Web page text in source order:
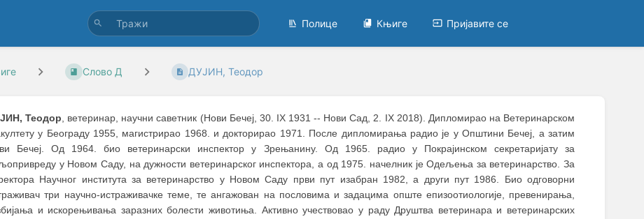
Полице Књиге Пријавите се
Слово Д ДУЈИН, Теодор
Теодор, ветеринар, научни саветник (Нови Бечеј, 30. IX 1931 -- Нови Сад, 2. IX 2018). Дипломирао на Ветеринарском
у Београду 1955, магистрирао 1968. и докторирао 1971. После дипломирања радио је у Општини Бечеј, а затим
Бечеј. Од 1964. био ветеринарски инспектор у Зрењанину. Од 1965. радио у Покрајинском секретаријату за
у Новом Саду, на дужности ветеринарског инспектора, а од 1975. начелник је Одељења за ветеринарство. За
Научног института за ветеринарство у Новом Саду први пут изабран 1982, а други пут 1986. Био одговорни
три научно-истраживачке теме, те ангажован на пословима и задацима опште епизоотиологије, превенирања,
и искорењивања заразних болести животиња. Активно учествовао у раду Друштва ветеринара и ветеринарских